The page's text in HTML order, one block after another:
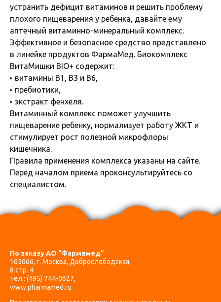
устранить дефицит витаминов и решить проблему
плохого пищеварения у ребенка, давайте ему
аптечный витаминно-минеральный комплекс.
Эффективное и безопасное средство представлено
в линейке продуктов ФармаМед. Биокомплекс
ВитаМишки BIO+ содержит:
витамины В1, В3 и В6,
пребиотики,
экстракт фенхеля.
Витаминный комплекс поможет улучшить
пищеварение ребенку, нормализует работу ЖКТ и
стимулирует рост полезной микрофлоры
кишечника.
Правила применения комплекса указаны на сайте.
Перед началом приема проконсультируйтесь со
специалистом.
По заказу АО ”Фармамед”
105066, г. Москва, Доброслободская,
8 стр. 4
тел.: (495) 744-0627,
www.pharmamed.ru